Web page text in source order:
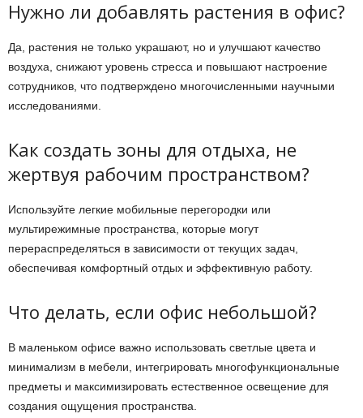
Нужно ли добавлять растения в офис?
Да, растения не только украшают, но и улучшают качество
воздуха, снижают уровень стресса и повышают настроение
сотрудников, что подтверждено многочисленными научными
исследованиями.
Как создать зоны для отдыха, не
жертвуя рабочим пространством?
Используйте легкие мобильные перегородки или
мультирежимные пространства, которые могут
перераспределяться в зависимости от текущих задач,
обеспечивая комфортный отдых и эффективную работу.
Что делать, если офис небольшой?
В маленьком офисе важно использовать светлые цвета и
минимализм в мебели, интегрировать многофункциональные
предметы и максимизировать естественное освещение для
создания ощущения пространства.